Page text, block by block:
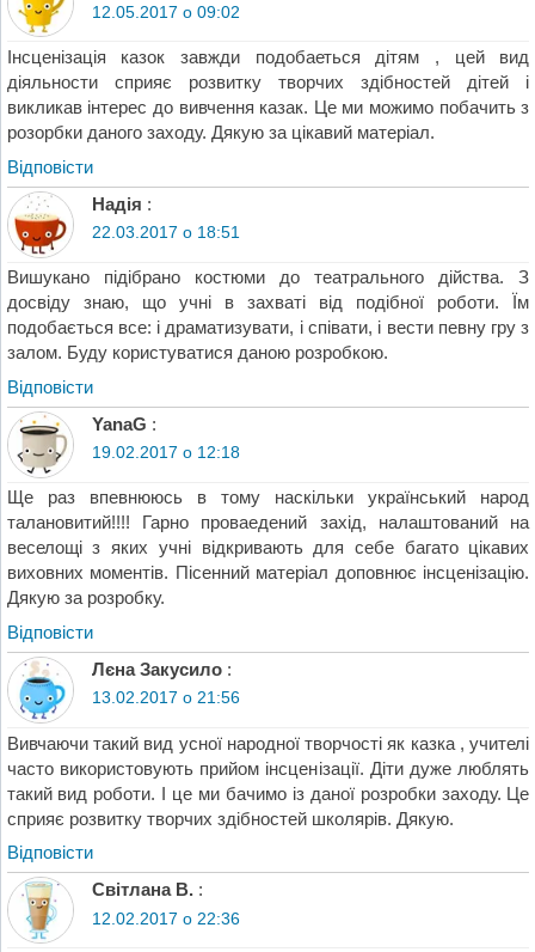
12.05.2017 о 09:02
Інсценізація казок завжди подобаеться дітям , цей вид
діяльности сприяє розвитку творчих здібностей дітей і
викликав інтерес до вивчення казак. Це ми можимо побачить з
розорбки даного заходу. Дякую за цікавий матеріал.
Відповіcти
Надія :
22.03.2017 о 18:51
Вишукано підібрано костюми до театрального дійства. З
досвіду знаю, що учні в захваті від подібної роботи. Їм
подобається все: і драматизувати, і співати, і вести певну гру з
залом. Буду користуватися даною розробкою.
Відповіcти
YanaG :
19.02.2017 о 12:18
Ще раз впевнююсь в тому наскільки український народ
талановитий!!!! Гарно проваедений захід, налаштований на
веселощі з яких учні відкривають для себе багато цікавих
виховних моментів. Пісенний матеріал доповнює інсценізацію.
Дякую за розробку.
Відповіcти
Лєна Закусило :
13.02.2017 о 21:56
Вивчаючи такий вид усної народної творчості як казка , учителі
часто використовують прийом інсценізації. Діти дуже люблять
такий вид роботи. І це ми бачимо із даної розробки заходу. Це
сприяє розвитку творчих здібностей школярів. Дякую.
Відповіcти
Світлана В. :
12.02.2017 о 22:36